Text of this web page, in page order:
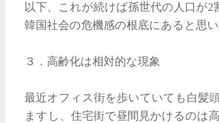
以下、これが続けば孫世代の人口が2
韓国社会の危機感の根底にあると思
３．高齢化は相対的な現象
最近オフィス街を歩いていても白髪
ますし、住宅街で昼間見かけるのは